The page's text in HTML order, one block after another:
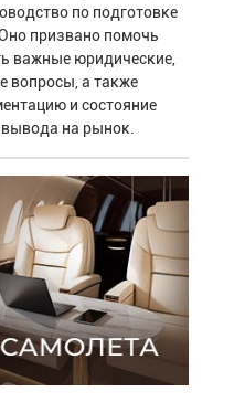
по подготовке
призвано помочь
важные юридические,
вопросы, а также
и состояние
на рынок.